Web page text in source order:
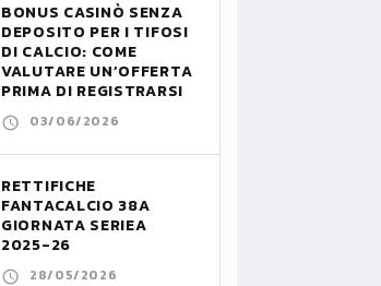
BONUS CASINÒ SENZA
DEPOSITO PER I TIFOSI
DI CALCIO: COME
VALUTARE UN’OFFERTA
PRIMA DI REGISTRARSI
03/06/2026
RETTIFICHE
FANTACALCIO 38A
GIORNATA SERIEA
2025-26
28/05/2026